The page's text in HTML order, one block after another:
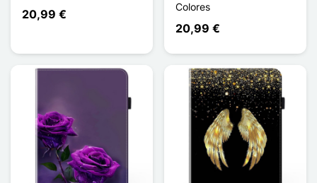
20,99 €
Colores
20,99 €